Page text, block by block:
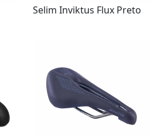
Selim Inviktus Flux Preto